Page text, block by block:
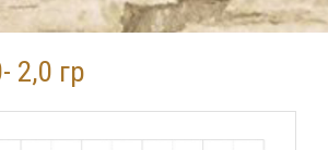
2,0 гр